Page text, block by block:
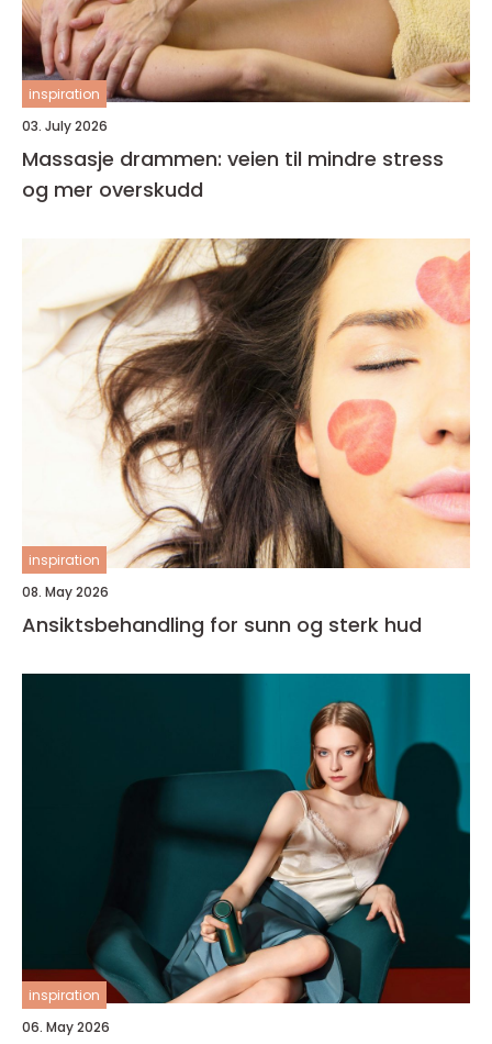
inspiration
03. July 2026
Massasje drammen: veien til mindre stress
og mer overskudd
inspiration
08. May 2026
Ansiktsbehandling for sunn og sterk hud
inspiration
06. May 2026